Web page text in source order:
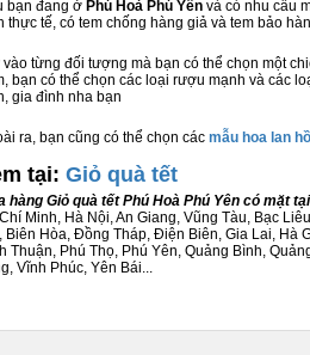
bạn đang ở Phú Hoà Phú Yên và có nhu cầu
thực tế, có tem chống hàng giả và tem bảo
vào từng đối tượng mà bạn có thể chọn một
bạn có thể chọn các loại rượu mạnh và các
gia đình nha bạn
ra, bạn cũng có thể chọn các mẫu hoa lan
tại: Giỏ quà tết
hàng Giỏ quà tết Phú Hoà Phú Yên có mặt
Minh, Hà Nội, An Giang, Vũng Tàu, Bạc
Biên Hòa, Đồng Tháp, Điện Biên, Gia Lai, Hà
Thuận, Phú Thọ, Phú Yên, Quảng Bình,
Vĩnh Phúc, Yên Bái...